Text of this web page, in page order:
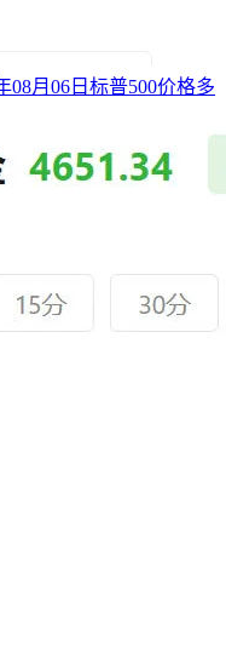
08月06日标普500价格多